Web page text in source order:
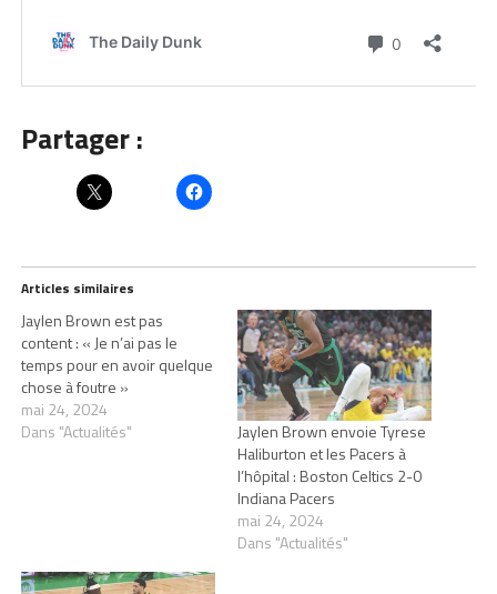
Partager :
Articles similaires
Jaylen Brown est pas
content : « Je n’ai pas le
temps pour en avoir quelque
chose à foutre »
mai 24, 2024
Dans "Actualités"
Jaylen Brown envoie Tyrese
Haliburton et les Pacers à
l’hôpital : Boston Celtics 2-0
Indiana Pacers
mai 24, 2024
Dans "Actualités"